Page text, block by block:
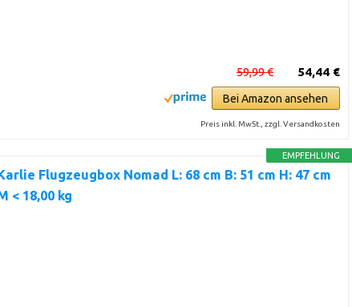
54,44 €
59,99 €
Bei Amazon ansehen
Preis inkl. MwSt., zzgl. Versandkosten
EMPFEHLUNG
Flugzeugbox Nomad L: 68 cm B: 51 cm H: 47 cm
< 18,00 kg